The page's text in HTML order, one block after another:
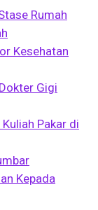
Rumah
Kesehatan
Gigi
Pakar di
Kepada